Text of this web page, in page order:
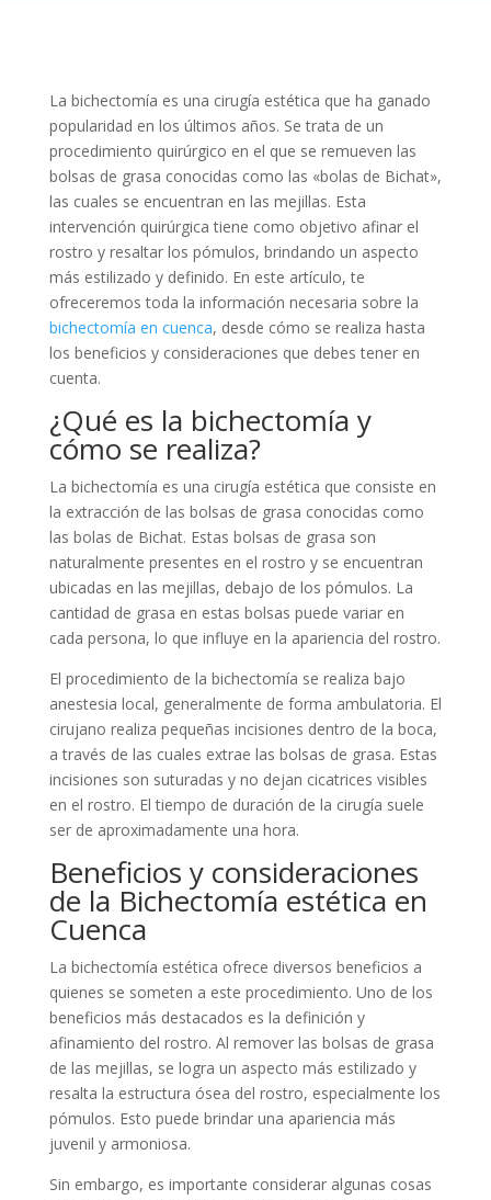
La bichectomía es una cirugía estética que ha ganado
popularidad en los últimos años. Se trata de un
procedimiento quirúrgico en el que se remueven las
bolsas de grasa conocidas como las «bolas de Bichat»,
las cuales se encuentran en las mejillas. Esta
intervención quirúrgica tiene como objetivo afinar el
rostro y resaltar los pómulos, brindando un aspecto
más estilizado y definido. En este artículo, te
ofreceremos toda la información necesaria sobre la
bichectomía en cuenca, desde cómo se realiza hasta
los beneficios y consideraciones que debes tener en
cuenta.
¿Qué es la bichectomía y
cómo se realiza?
La bichectomía es una cirugía estética que consiste en
la extracción de las bolsas de grasa conocidas como
las bolas de Bichat. Estas bolsas de grasa son
naturalmente presentes en el rostro y se encuentran
ubicadas en las mejillas, debajo de los pómulos. La
cantidad de grasa en estas bolsas puede variar en
cada persona, lo que influye en la apariencia del rostro.
El procedimiento de la bichectomía se realiza bajo
anestesia local, generalmente de forma ambulatoria. El
cirujano realiza pequeñas incisiones dentro de la boca,
a través de las cuales extrae las bolsas de grasa. Estas
incisiones son suturadas y no dejan cicatrices visibles
en el rostro. El tiempo de duración de la cirugía suele
ser de aproximadamente una hora.
Beneficios y consideraciones
de la Bichectomía estética en
Cuenca
La bichectomía estética ofrece diversos beneficios a
quienes se someten a este procedimiento. Uno de los
beneficios más destacados es la definición y
afinamiento del rostro. Al remover las bolsas de grasa
de las mejillas, se logra un aspecto más estilizado y
resalta la estructura ósea del rostro, especialmente los
pómulos. Esto puede brindar una apariencia más
juvenil y armoniosa.
Sin embargo, es importante considerar algunas cosas